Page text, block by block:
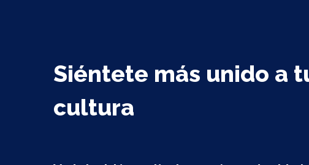
Siéntete más unido a
cultura